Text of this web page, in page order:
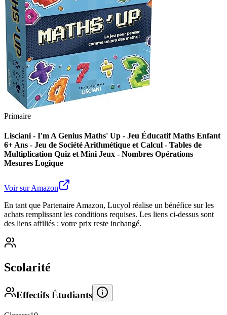
Primaire
Lisciani - I'm A Genius Maths' Up - Jeu Éducatif Maths Enfant
6+ Ans - Jeu de Société Arithmétique et Calcul - Tables de
Multiplication Quiz et Mini Jeux - Nombres Opérations
Mesures Logique
Voir sur Amazon
En tant que Partenaire Amazon, Lucyol réalise un bénéfice sur les
achats remplissant les conditions requises. Les liens ci-dessus sont
des liens affiliés : votre prix reste inchangé.
Scolarité
Effectifs Étudiants